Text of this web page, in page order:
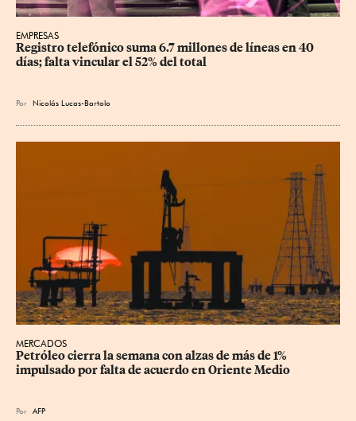
EMPRESAS
Registro telefónico suma 6.7 millones de líneas en 40
días; falta vincular el 52% del total
Por Nicolás Lucas-Bartolo
MERCADOS
Petróleo cierra la semana con alzas de más de 1%
impulsado por falta de acuerdo en Oriente Medio
Por AFP